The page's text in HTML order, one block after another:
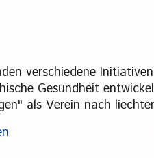
verschiedene
Gesundheit
als Verein nach